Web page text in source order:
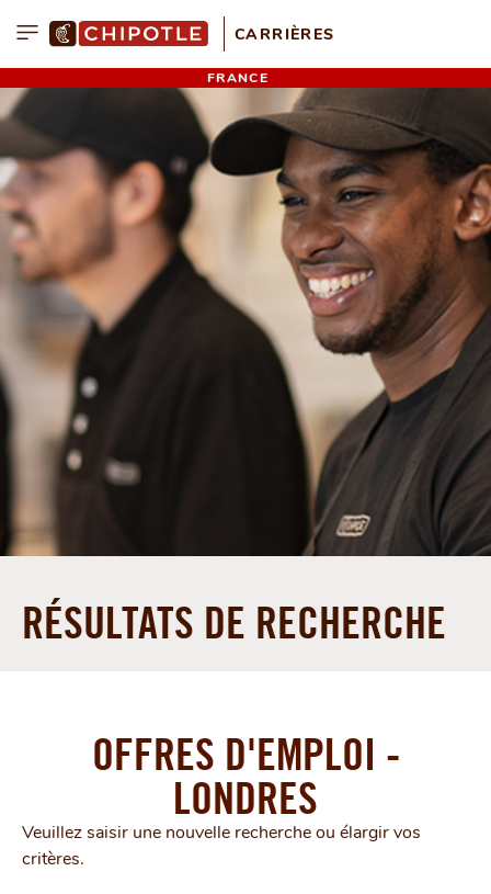
CARRIÈRES
Menu
FRANCE
RÉSULTATS DE RECHERCHE
OFFRES D'EMPLOI -
LONDRES
Veuillez saisir une nouvelle recherche ou élargir vos
critères.